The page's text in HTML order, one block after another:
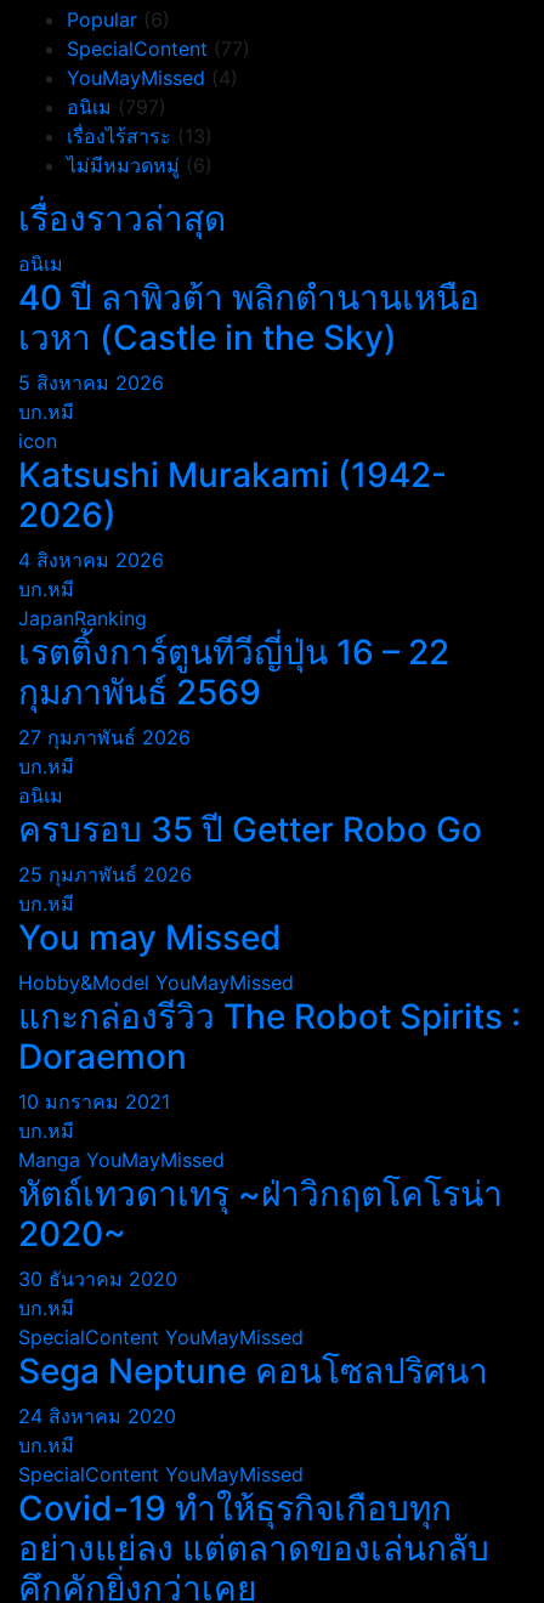
Popular (6)
SpecialContent (77)
YouMayMissed (4)
อนิเม (797)
เรื่องไร้สาระ (13)
ไม่มีหมวดหมู่ (6)
เรื่องราวล่าสุด
อนิเม
40 ปี ลาพิวต้า พลิกตำนานเหนือ
เวหา (Castle in the Sky)
5 สิงหาคม 2026
บก.หมี
icon
Katsushi Murakami (1942-
2026)
4 สิงหาคม 2026
บก.หมี
JapanRanking
เรตติ้งการ์ตูนทีวีญี่ปุ่น 16 – 22
กุมภาพันธ์ 2569
27 กุมภาพันธ์ 2026
บก.หมี
อนิเม
ครบรอบ 35 ปี Getter Robo Go
25 กุมภาพันธ์ 2026
บก.หมี
You may Missed
Hobby&Model YouMayMissed
แกะกล่องรีวิว The Robot Spirits :
Doraemon
10 มกราคม 2021
บก.หมี
Manga YouMayMissed
หัตถ์เทวดาเทรุ ~ฝ่าวิกฤตโคโรน่า
2020~
30 ธันวาคม 2020
บก.หมี
SpecialContent YouMayMissed
Sega Neptune คอนโซลปริศนา
24 สิงหาคม 2020
บก.หมี
SpecialContent YouMayMissed
Covid-19 ทำให้ธุรกิจเกือบทุก
อย่างแย่ลง แต่ตลาดของเล่นกลับ
คึกคักยิ่งกว่าเคย